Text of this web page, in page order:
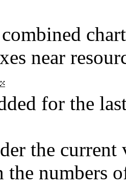
near
for the
the
the numbers